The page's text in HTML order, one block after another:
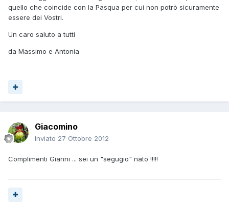
quello che coincide con la Pasqua per cui non potrò sicuramente
essere dei Vostri.
Un caro saluto a tutti
da Massimo e Antonia
Giacomino
Inviato 27 Ottobre 2012
Complimenti Gianni ... sei un "segugio" nato !!!!!